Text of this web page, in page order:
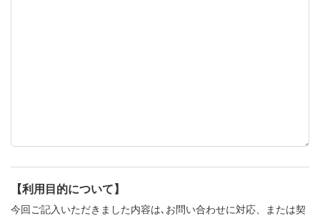
【利用目的について】
今回ご記入いただきました内容は､お問い合わせに対応、または契